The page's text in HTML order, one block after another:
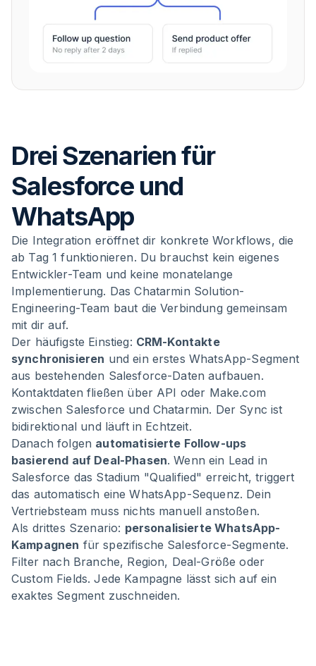
Drei Szenarien für
Salesforce und
WhatsApp
Die Integration eröffnet dir konkrete Workflows, die
ab Tag 1 funktionieren. Du brauchst kein eigenes
Entwickler-Team und keine monatelange
Implementierung. Das Chatarmin Solution-
Engineering-Team baut die Verbindung gemeinsam
mit dir auf.
Der häufigste Einstieg: CRM-Kontakte
synchronisieren und ein erstes WhatsApp-Segment
aus bestehenden Salesforce-Daten aufbauen.
Kontaktdaten fließen über API oder Make.com
zwischen Salesforce und Chatarmin. Der Sync ist
bidirektional und läuft in Echtzeit.
Danach folgen automatisierte Follow-ups
basierend auf Deal-Phasen. Wenn ein Lead in
Salesforce das Stadium "Qualified" erreicht, triggert
das automatisch eine WhatsApp-Sequenz. Dein
Vertriebsteam muss nichts manuell anstoßen.
Als drittes Szenario: personalisierte WhatsApp-
Kampagnen für spezifische Salesforce-Segmente.
Filter nach Branche, Region, Deal-Größe oder
Custom Fields. Jede Kampagne lässt sich auf ein
exaktes Segment zuschneiden.